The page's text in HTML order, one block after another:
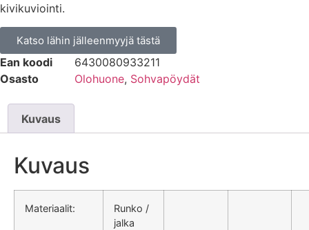
kivikuviointi.
Katso lähin jälleenmyyjä tästä
Ean koodi
6430080933211
Osasto
Olohuone, Sohvapöydät
Kuvaus
Kuvaus
Materiaalit:
Runko /
jalka